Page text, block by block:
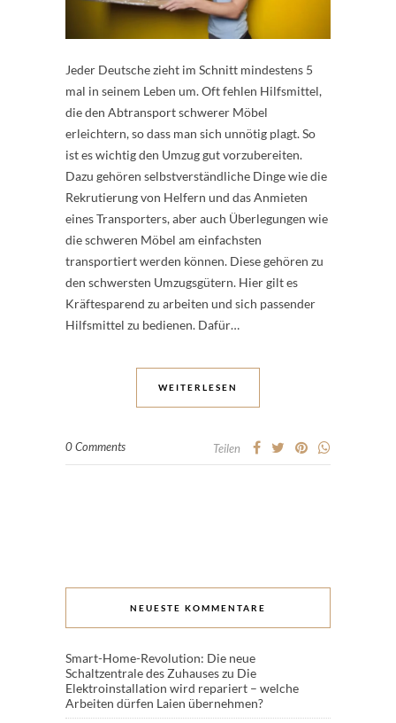
Jeder Deutsche zieht im Schnitt mindestens 5
mal in seinem Leben um. Oft fehlen Hilfsmittel,
die den Abtransport schwerer Möbel
erleichtern, so dass man sich unnötig plagt. So
ist es wichtig den Umzug gut vorzubereiten.
Dazu gehören selbstverständliche Dinge wie die
Rekrutierung von Helfern und das Anmieten
eines Transporters, aber auch Überlegungen wie
die schweren Möbel am einfachsten
transportiert werden können. Diese gehören zu
den schwersten Umzugsgütern. Hier gilt es
Kräftesparend zu arbeiten und sich passender
Hilfsmittel zu bedienen. Dafür…
WEITERLESEN
0 Comments Teilen
NEUESTE KOMMENTARE
Smart-Home-Revolution: Die neue
Schaltzentrale des Zuhauseszu Die
Elektroinstallation wird repariert – welche
Arbeiten dürfen Laien übernehmen?